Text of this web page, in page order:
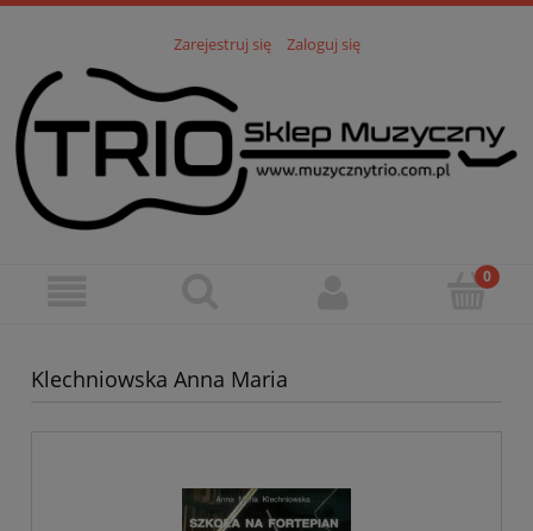
Zarejestruj się Zaloguj się
Klechniowska Anna Maria